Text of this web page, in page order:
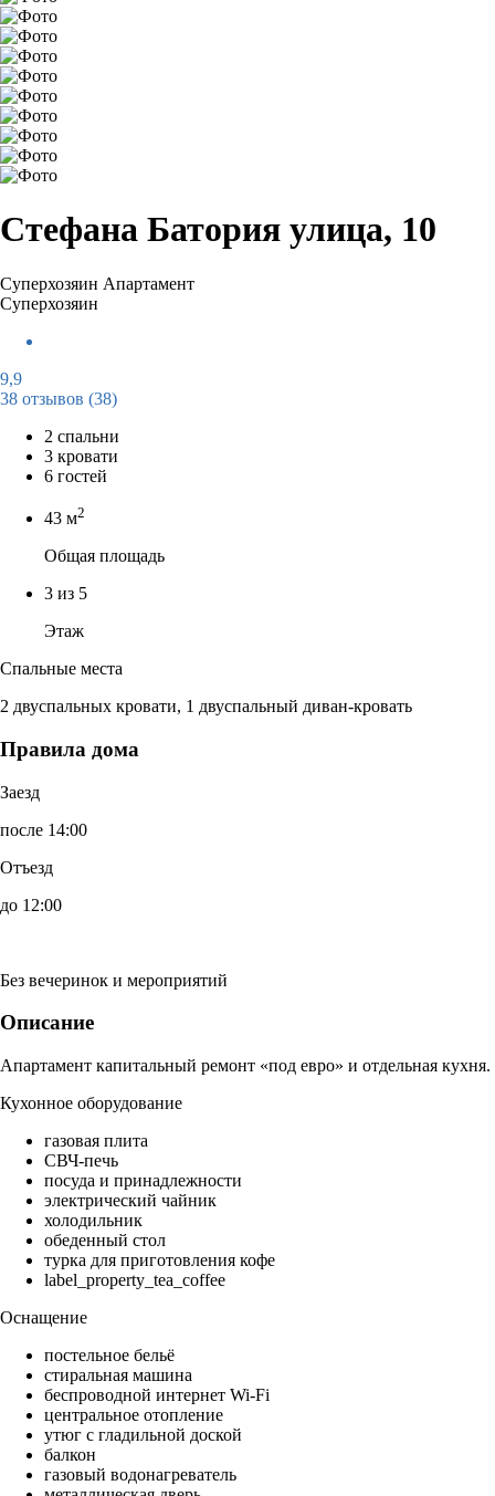
Стефана Батория улица, 10
Суперхозяин Апартамент
Суперхозяин
9,9
38 отзывов (38)
2 спальни
3 кровати
6 гостей
43 м2
Общая площадь
3 из 5
Этаж
Спальные места
2 двуспальных кровати, 1 двуспальный диван-кровать
Правила дома
Заезд
после 14:00
Отъезд
до 12:00
Без вечеринок и мероприятий
Описание
Апартамент капитальный ремонт «под евро» и отдельная кухня.
Кухонное оборудование
газовая плита
СВЧ-печь
посуда и принадлежности
электрический чайник
холодильник
обеденный стол
турка для приготовления кофе
label_property_tea_coffee
Оснащение
постельное бельё
стиральная машина
беспроводной интернет Wi-Fi
центральное отопление
утюг с гладильной доской
балкон
газовый водонагреватель